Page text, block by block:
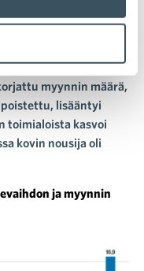
kasvoi huhtikuussa
kertoo
myynnin määrä,
lisääntyi
toimialoista kasvoi
kovin nousija oli
ja myynnin